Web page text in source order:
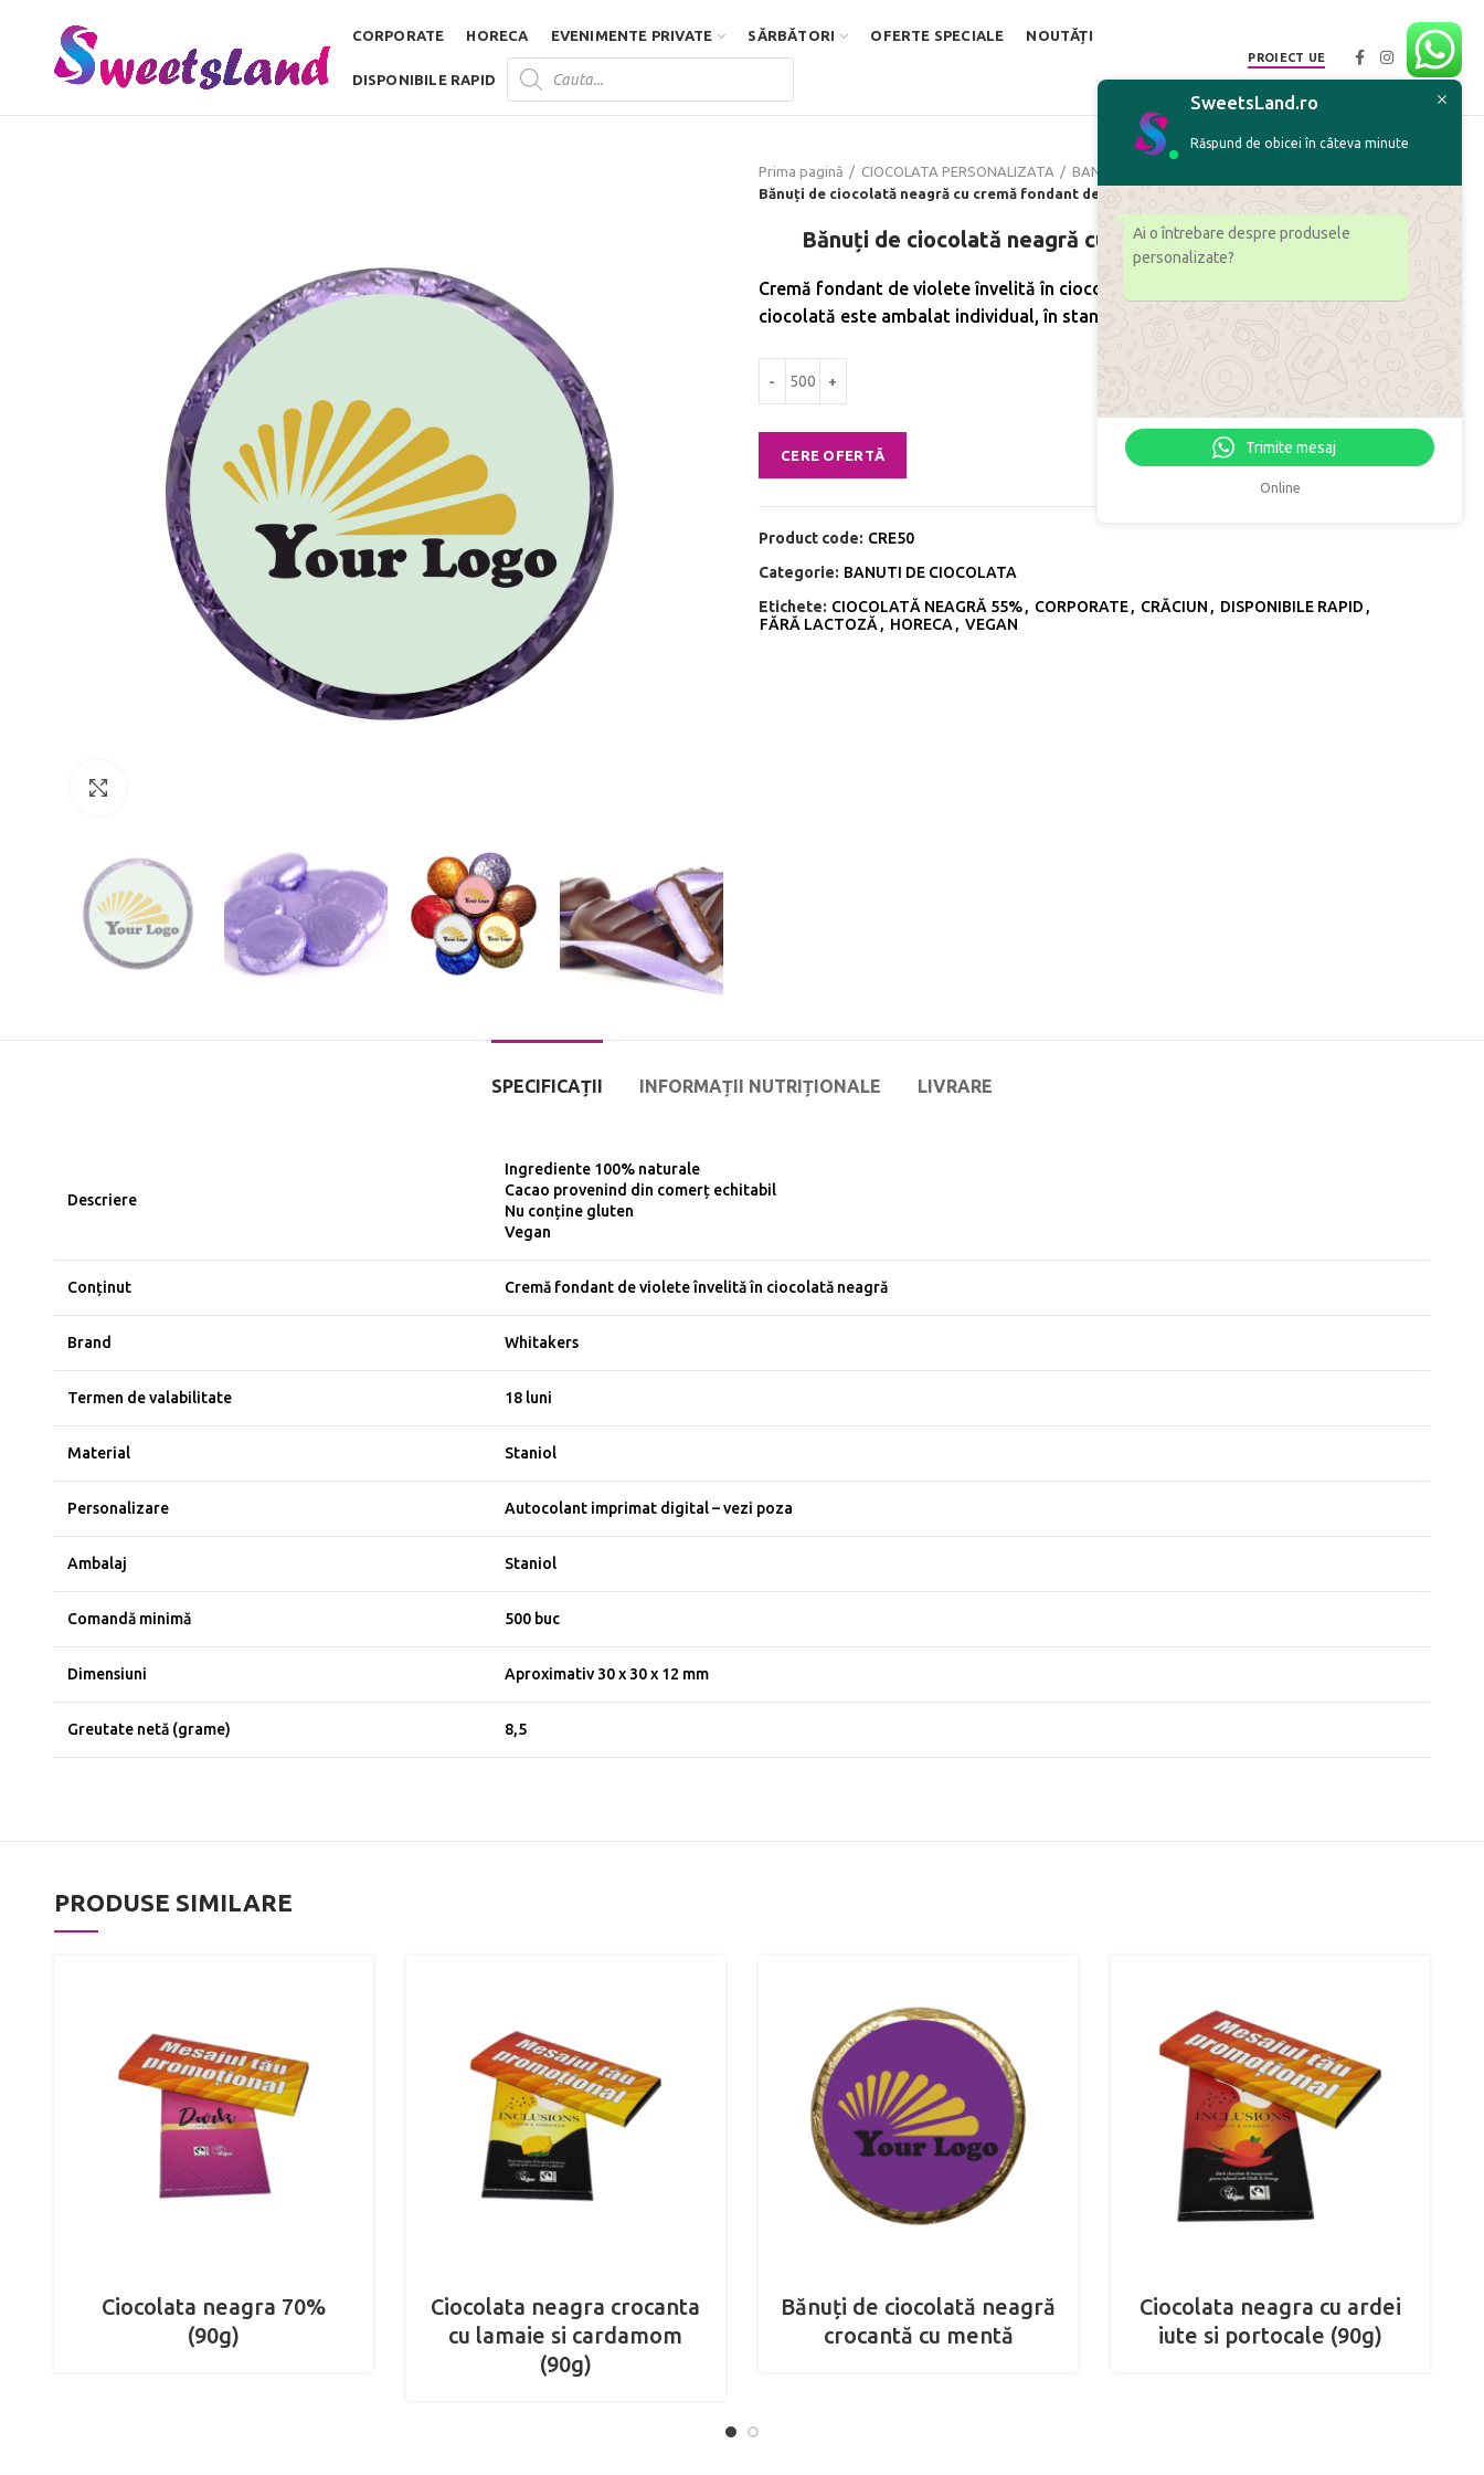
CORPORATE HORECA EVENIMENTE PRIVATE SĂRBĂTORI OFERTE SPECIALE NOUTĂȚI
DISPONIBILE RAPID
Products
search
PROIECT UE
Prima pagină CIOCOLATA PERSONALIZATA
BANUTI DE CIOCOLATA
Bănuți de ciocolată neagră cu cremă fondant de violete
Bănuți de ciocolată neagră cu cremă fondant de violete
Cremă fondant de violete învelită în ciocolată neagră 55%. Fiecare bănuț de
ciocolată este ambalat individual, în staniol lila.
CERE OFERTĂ
Product code: CRE50
Categorie: BANUTI DE CIOCOLATA
Etichete: CIOCOLATĂ NEAGRĂ 55%, CORPORATE, CRĂCIUN , DISPONIBILE RAPID ,
FĂRĂ LACTOZĂ , HORECA , VEGAN
SPECIFICAȚII INFORMAȚII NUTRIȚIONALE LIVRARE
Descriere
Ingrediente 100% naturale
Cacao provenind din comerț echitabil
Nu conține gluten
Vegan
Conținut Cremă fondant de violete învelită în ciocolată neagră
Brand Whitakers
Termen de valabilitate 18 luni
Material Staniol
Personalizare Autocolant imprimat digital – vezi poza
Ambalaj Staniol
Comandă minimă 500 buc
Dimensiuni Aproximativ 30 x 30 x 12 mm
Greutate netă (grame) 8,5
PRODUSE SIMILARE
Ciocolata neagra 70%
(90g)
Ciocolata neagra crocanta
cu lamaie si cardamom
(90g)
Bănuți de ciocolată neagră
crocantă cu mentă
Ciocolata neagra cu ardei
iute si portocale (90g)
SweetsLand.ro
Răspund de obicei în câteva minute
Ai o întrebare despre produsele
personalizate?
Trimite mesaj
Online